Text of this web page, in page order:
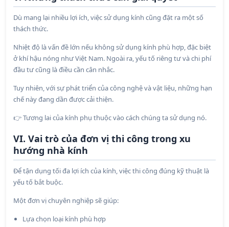
Dù mang lại nhiều lợi ích, việc sử dụng kính cũng đặt ra một số
thách thức.
Nhiệt độ là vấn đề lớn nếu không sử dụng kính phù hợp, đặc biệt
ở khí hậu nóng như Việt Nam. Ngoài ra, yếu tố riêng tư và chi phí
đầu tư cũng là điều cần cân nhắc.
Tuy nhiên, với sự phát triển của công nghệ và vật liệu, những hạn
chế này đang dần được cải thiện.
👉 Tương lai của kính phụ thuộc vào cách chúng ta sử dụng nó.
VI. Vai trò của đơn vị thi công trong xu
hướng nhà kính
Để tận dụng tối đa lợi ích của kính, việc thi công đúng kỹ thuật là
yếu tố bắt buộc.
Một đơn vị chuyên nghiệp sẽ giúp:
Lựa chọn loại kính phù hợp